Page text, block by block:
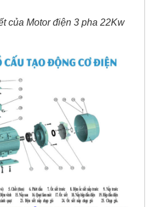
của Motor điện 3 pha 22Kw